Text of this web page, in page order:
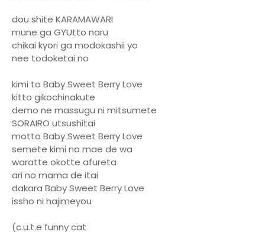
dou shite KARAMAWARI
mune ga GYUtto naru
chikai kyori ga modokashii yo
nee todoketai no
kimi to Baby Sweet Berry Love
kitto gikochinakute
demo ne massugu ni mitsumete
SORAIRO utsushitai
motto Baby Sweet Berry Love
semete kimi no mae de wa
waratte okotte afureta
ari no mama de itai
dakara Baby Sweet Berry Love
issho ni hajimeyou
(c.u.t.e funny cat